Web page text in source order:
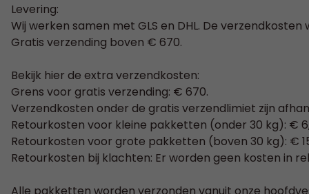
Levering:
Wij werken samen met GLS en DHL. De
Gratis verzending boven € 670.
Bekijk hier de extra verzendkosten:
Grens voor gratis verzending: € 670.
Verzendkosten onder de gratis verzendlimiet zijn
Retourkosten voor kleine pakketten (onder 30 kg): €
Retourkosten voor grote pakketten (boven 30 kg): €
Retourkosten bij klachten: Er worden geen kosten in